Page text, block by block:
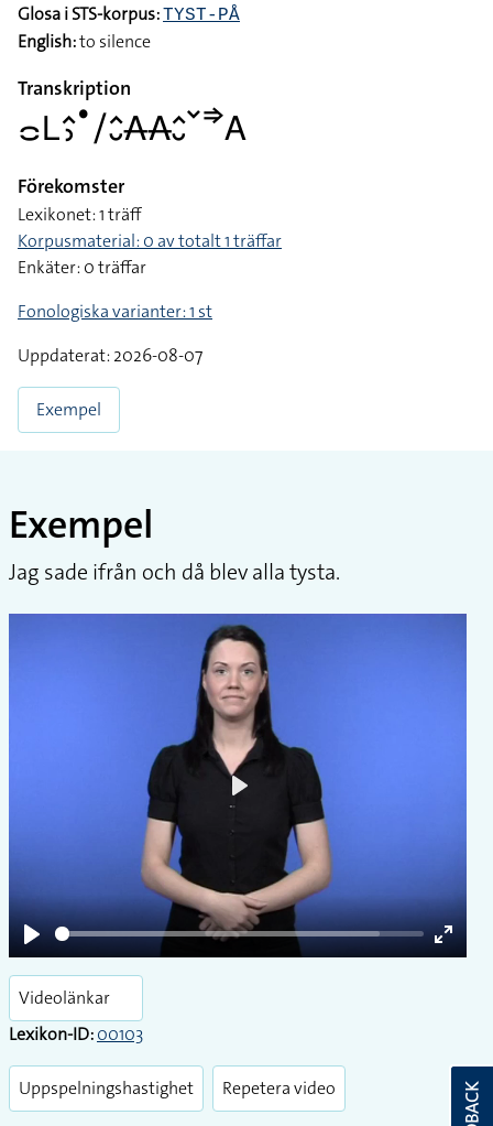
Glosa i STS-korpus:TYST-PÅ
English:to silence
Transkription
􌤌􌥈􌤵􌤶􌤟􌥠􌤵􌤷􌥄􌥄􌤵􌤷􌥧􌦆􌤤
Förekomster
Lexikonet: 1 träff
Korpusmaterial: 0 av totalt 1 träffar
Enkäter: 0 träffar
Fonologiska varianter: 1 st
Uppdaterat: 2026-08-07
Exempel
Exempel
Jag sade ifrån och då blev alla tysta.
Play
Enter
Videolänkar
Lexikon-ID:00103
Uppspelningshastighet Repetera video